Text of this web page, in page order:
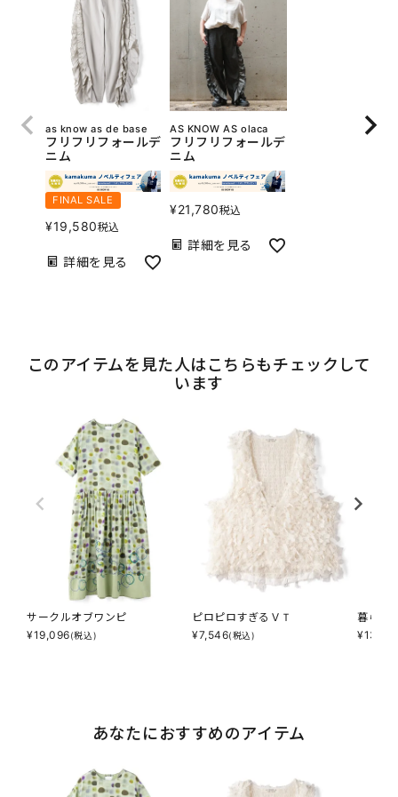
as know as de base
フリフリフォールデ
ニム
FINAL SALE
¥19,580税込
詳細を見る
AS KNOW AS olaca
フリフリフォールデ
ニム
¥21,780税込
詳細を見る
このアイテムを見た人はこちらもチェックして
います
サークルオブワンピ
¥19,096(税込)
ピロピロすぎるＶＴ
¥7,546(税込)
暮らし
¥
あなたにおすすめのアイテム